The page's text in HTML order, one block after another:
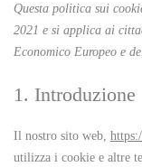
Questa politica sui
2021 e si applica ai
Economico Europeo e
1. Introduzione
Il nostro sito web,
utilizza i cookie e altre